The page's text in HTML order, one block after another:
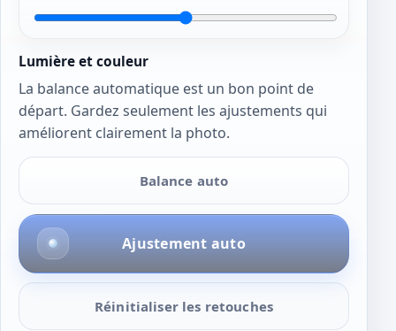
Lumière et couleur
La balance automatique est un bon point de
départ. Gardez seulement les ajustements qui
améliorent clairement la photo.
Balance auto
Ajustement auto
Réinitialiser les retouches